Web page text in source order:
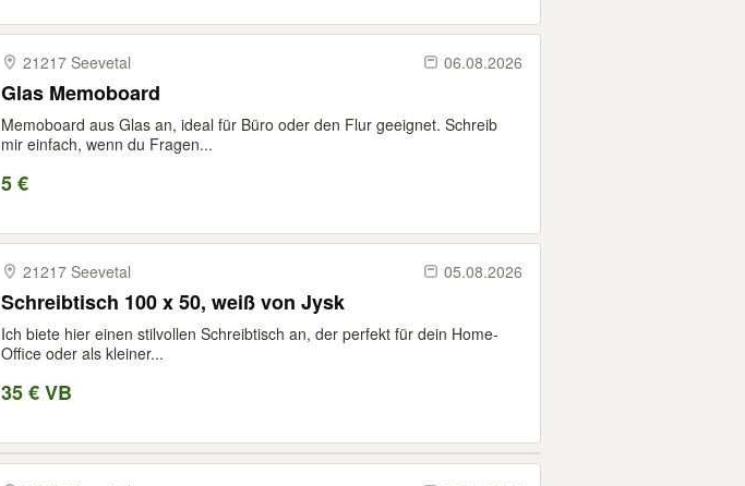
21217 Seevetal 06.08.2026
Glas Memoboard
Memoboard aus Glas an, ideal für Büro oder den Flur geeignet. Schreib
mir einfach, wenn du Fragen...
5 €
21217 Seevetal 05.08.2026
Schreibtisch 100 x 50, weiß von Jysk
Ich biete hier einen stilvollen Schreibtisch an, der perfekt für dein Home-
Office oder als kleiner...
35 € VB